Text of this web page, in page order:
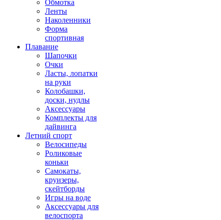
Обмотка
Ленты
Наколенники
Форма
спортивная
Плавание
Шапочки
Очки
Ласты, лопатки
на руки
Колобашки,
доски, нудлы
Аксессуары
Комплекты для
дайвинга
Летний спорт
Велосипеды
Роликовые
коньки
Самокаты,
круизеры,
скейтборды
Игры на воде
Аксессуары для
велоспорта